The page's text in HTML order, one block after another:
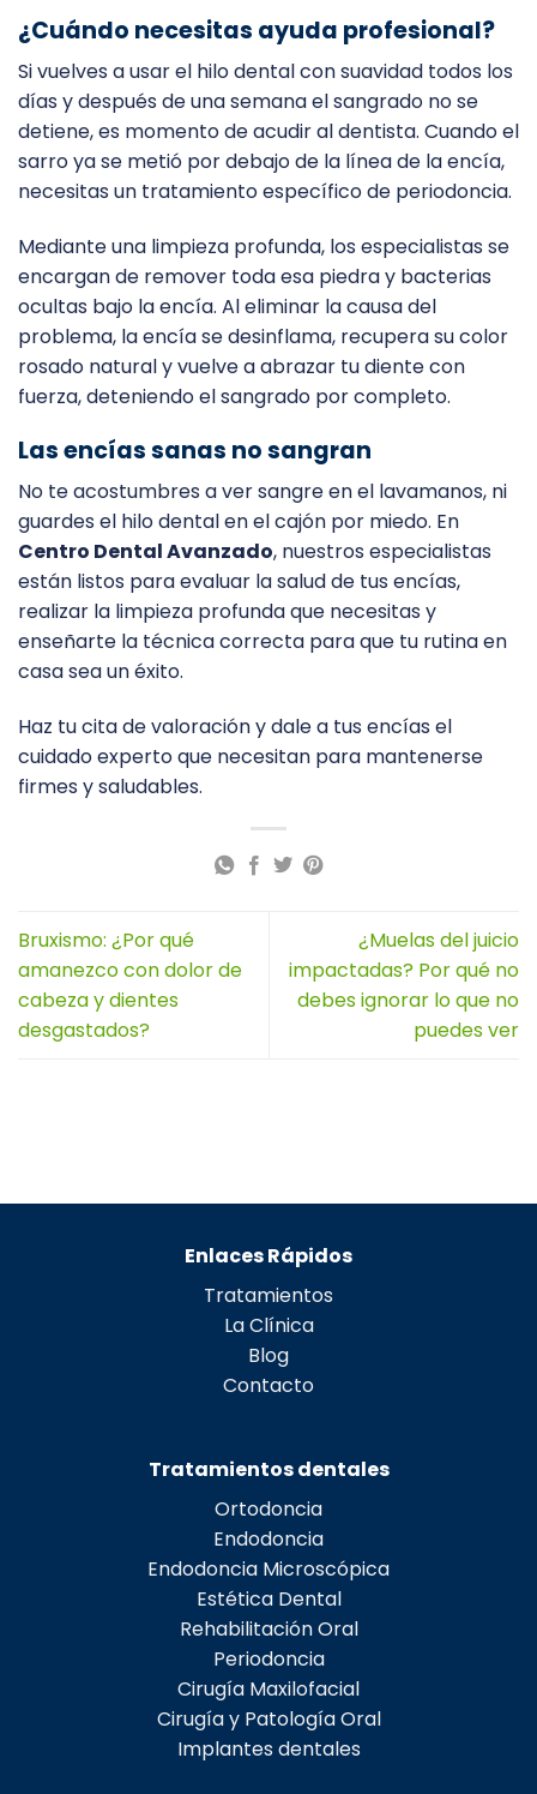
¿Cuándo necesitas ayuda profesional?
Si vuelves a usar el hilo dental con suavidad todos los
días y después de una semana el sangrado no se
detiene, es momento de acudir al dentista. Cuando el
sarro ya se metió por debajo de la línea de la encía,
necesitas un tratamiento específico de periodoncia.
Mediante una limpieza profunda, los especialistas se
encargan de remover toda esa piedra y bacterias
ocultas bajo la encía. Al eliminar la causa del
problema, la encía se desinflama, recupera su color
rosado natural y vuelve a abrazar tu diente con
fuerza, deteniendo el sangrado por completo.
Las encías sanas no sangran
No te acostumbres a ver sangre en el lavamanos, ni
guardes el hilo dental en el cajón por miedo. En
Centro Dental Avanzado, nuestros especialistas
están listos para evaluar la salud de tus encías,
realizar la limpieza profunda que necesitas y
enseñarte la técnica correcta para que tu rutina en
casa sea un éxito.
Haz tu cita de valoración y dale a tus encías el
cuidado experto que necesitan para mantenerse
firmes y saludables.
Bruxismo: ¿Por qué
amanezco con dolor de
cabeza y dientes
desgastados?
¿Muelas del juicio
impactadas? Por qué no
debes ignorar lo que no
puedes ver
Enlaces Rápidos
Tratamientos
La Clínica
Blog
Contacto
Tratamientos dentales
Ortodoncia
Endodoncia
Endodoncia Microscópica
Estética Dental
Rehabilitación Oral
Periodoncia
Cirugía Maxilofacial
Cirugía y Patología Oral
Implantes dentales